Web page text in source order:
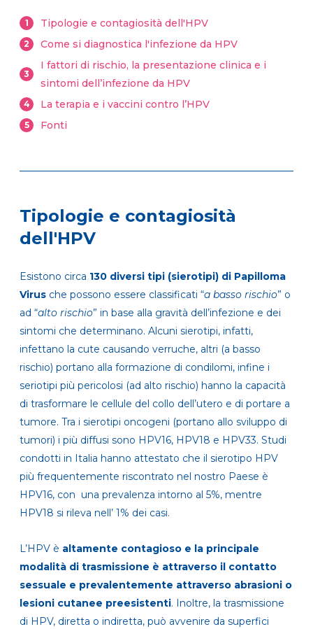
1 Tipologie e contagiosità dell'HPV
2 Come si diagnostica l'infezione da HPV
3
I fattori di rischio, la presentazione clinica e i
sintomi dell’infezione da HPV
4 La terapia e i vaccini contro l’HPV
5 Fonti
Tipologie e contagiosità
dell'HPV
Esistono circa 130 diversi tipi (sierotipi) di Papilloma
Virus che possono essere classificati “a basso rischio” o
ad “alto rischio” in base alla gravità dell’infezione e dei
sintomi che determinano. Alcuni sierotipi, infatti,
infettano la cute causando verruche, altri (a basso
rischio) portano alla formazione di condilomi, infine i
seriotipi più pericolosi (ad alto rischio) hanno la capacità
di trasformare le cellule del collo dell’utero e di portare a
tumore. Tra i sierotipi oncogeni (portano allo sviluppo di
tumori) i più diffusi sono HPV16, HPV18 e HPV33. Studi
condotti in Italia hanno attestato che il sierotipo HPV
più frequentemente riscontrato nel nostro Paese è
HPV16, con una prevalenza intorno al 5%, mentre
HPV18 si rileva nell’ 1% dei casi.
L’HPV è altamente contagioso e la principale
modalità di trasmissione è attraverso il contatto
sessuale e prevalentemente attraverso abrasioni o
lesioni cutanee preesistenti. Inoltre, la trasmissione
di HPV, diretta o indiretta, può avvenire da superfici